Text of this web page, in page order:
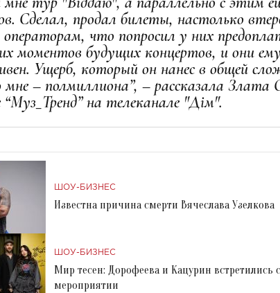
Сделал, продал билеты, настолько
что попросил у них
моментов будущих концертов, и они
Ущерб, который он нанес в общей
мне – полмиллиона”, – рассказала Злата
на телеканале "Дім".
ШОУ-БИЗНЕС
Известна причина смерти Вячеслава Узелкова
ШОУ-БИЗНЕС
Мир тесен: Дорофеева и Кацурин встретились
мероприятии